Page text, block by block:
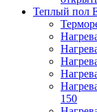
Теплый пол
150